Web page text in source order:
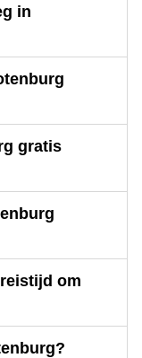
in
gratis
om